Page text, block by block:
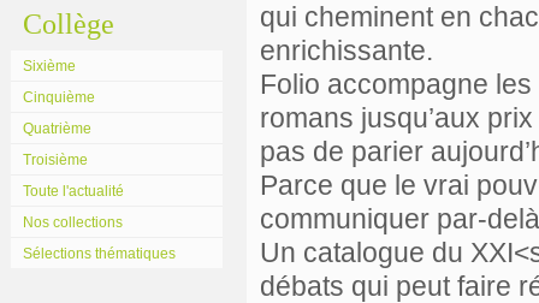
Collège
Sixième
Cinquième
Quatrième
Troisième
Toute l'actualité
Nos collections
Sélections thématiques
qui cheminent en
enrichissante.
Folio accompagne
romans jusqu’aux
pas de parier
Parce que le vrai
communiquer par-
Un catalogue du
débats qui peut faire